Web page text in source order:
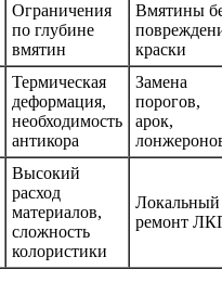
Ограничения
по глубине
вмятин
Вмятины
краски
Термическая
деформация,
необходимость
антикора
Замена
порогов,
арок,
Высокий
расход
материалов,
сложность
колористики
Локальный
ремонт